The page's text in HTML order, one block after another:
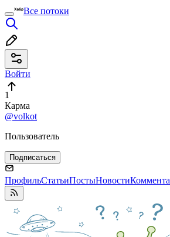
Все потоки
Войти
1
Карма
@volkot
Пользователь
Подписаться
ПрофильСтатьиПостыНовости